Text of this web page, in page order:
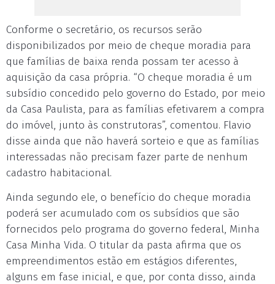
Conforme o secretário, os recursos serão
disponibilizados por meio de cheque moradia para
que famílias de baixa renda possam ter acesso à
aquisição da casa própria. “O cheque moradia é um
subsídio concedido pelo governo do Estado, por meio
da Casa Paulista, para as famílias efetivarem a compra
do imóvel, junto às construtoras”, comentou. Flavio
disse ainda que não haverá sorteio e que as famílias
interessadas não precisam fazer parte de nenhum
cadastro habitacional.
Ainda segundo ele, o benefício do cheque moradia
poderá ser acumulado com os subsídios que são
fornecidos pelo programa do governo federal, Minha
Casa Minha Vida. O titular da pasta afirma que os
empreendimentos estão em estágios diferentes,
alguns em fase inicial, e que, por conta disso, ainda